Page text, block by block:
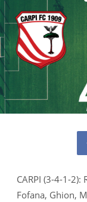
CARPI (3-4-1-
Fofana, Ghion,